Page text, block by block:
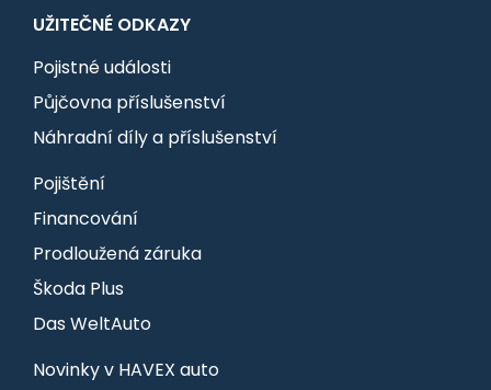
UŽITEČNÉ ODKAZY
Pojistné události
Půjčovna příslušenství
Náhradní díly a příslušenství
Pojištění
Financování
Prodloužená záruka
Škoda Plus
Das WeltAuto
Novinky v HAVEX auto